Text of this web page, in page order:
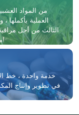
من المواد
العملية بأكملها
الثالث من أجل
منتجات مستقرة وموثوقة لعملائنا!
خدمة واحدة ، خط
في تطوير وإنتاج